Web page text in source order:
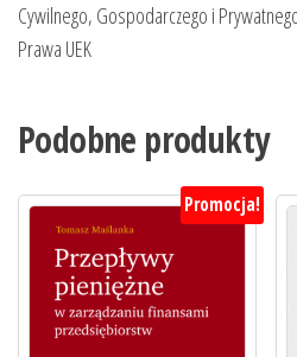
Cywilnego, Gospodarczego i
Prawa UEK
Podobne produkty
Promocja!